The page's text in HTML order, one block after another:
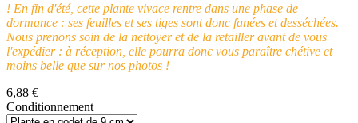
! En fin d'été, cette plante vivace rentre dans une phase de
dormance : ses feuilles et ses tiges sont donc fanées et desséchées.
Nous prenons soin de la nettoyer et de la retailler avant de vous
l'expédier : à réception, elle pourra donc vous paraître chétive et
moins belle que sur nos photos !
6,88 €
Conditionnement